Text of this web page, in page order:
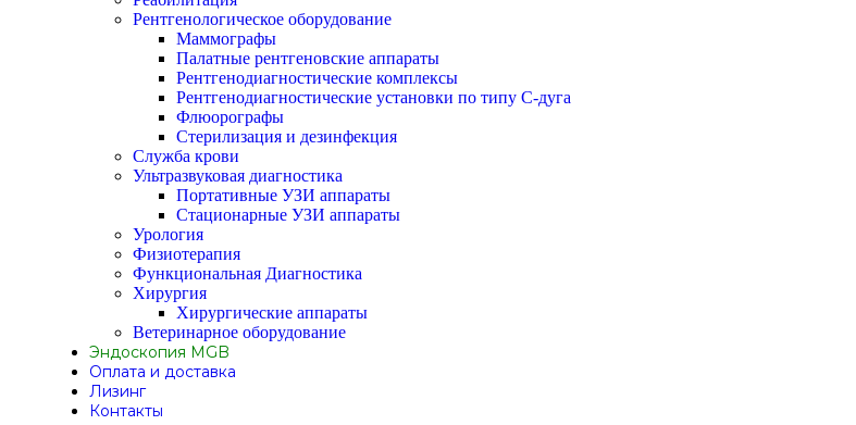
Рентгенологическое оборудование
Маммографы
Палатные рентгеновские аппараты
Рентгенодиагностические комплексы
Рентгенодиагностические установки по типу С-дуга
Флюорографы
Стерилизация и дезинфекция
Служба крови
Ультразвуковая диагностика
Портативные УЗИ аппараты
Стационарные УЗИ аппараты
Урология
Физиотерапия
Функциональная Диагностика
Хирургия
Хирургические аппараты
Ветеринарное оборудование
Эндоскопия MGB
Оплата и доставка
Лизинг
Контакты